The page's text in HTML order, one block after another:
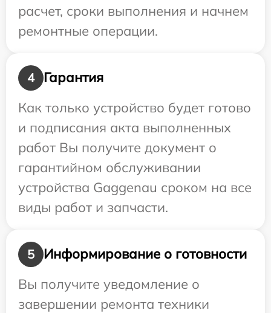
расчет, сроки выполнения и начнем
ремонтные операции.
4
Гарантия
Как только устройство будет готово
и подписания акта выполненных
работ Вы получите документ о
гарантийном обслуживании
устройства Gaggenau сроком на все
виды работ и запчасти.
5
Информирование о готовности
Вы получите уведомление о
завершении ремонта техники